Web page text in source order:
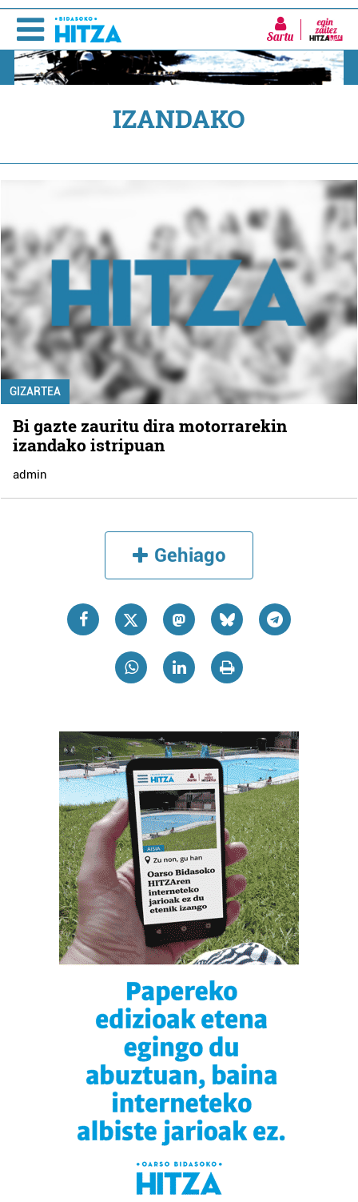
Sartu
IZANDAKO
GIZARTEA
Bi gazte zauritu dira motorrarekin
izandako istripuan
admin
Gehiago